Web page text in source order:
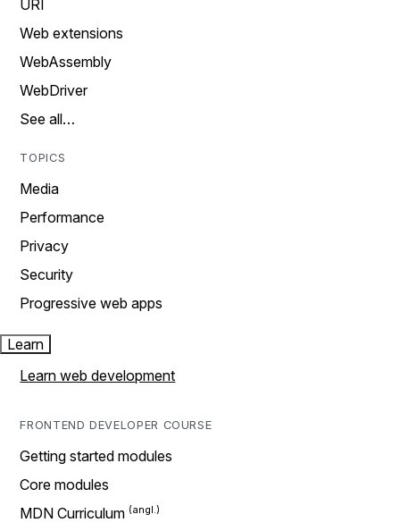
URI
Web extensions
WebAssembly
WebDriver
See all…
TOPICS
Media
Performance
Privacy
Security
Progressive web apps
Learn
Learn web development
FRONTEND DEVELOPER COURSE
Getting started modules
Core modules
MDN Curriculum